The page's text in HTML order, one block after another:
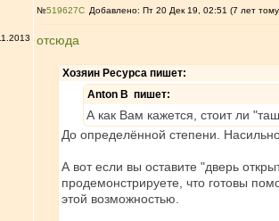
№519627 Добавлено: Пт 20 Дек 19, 02:51 (7 лет
отсюда
Хозяин Ресурса пишет:
Anton B пишет:
А как Вам кажется, стоит ли
До определённой степени.
А вот если вы оставите "дверь
продемонстрируете, что готовы
этой возможностью.